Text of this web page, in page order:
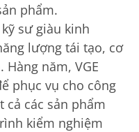
phẩm.
sư giàu kinh
lượng tái tạo, cơ
năm, VGE
phục vụ cho công
cả các sản phẩm
kiểm nghiệm